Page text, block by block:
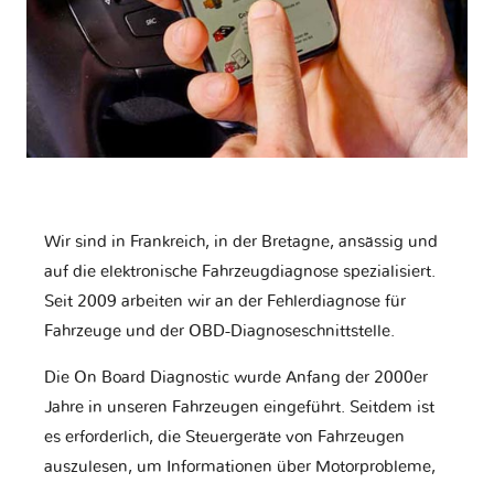
Wir sind in Frankreich, in der Bretagne, ansässig und
auf die elektronische Fahrzeugdiagnose spezialisiert.
Seit 2009 arbeiten wir an der Fehlerdiagnose für
Fahrzeuge und der OBD-Diagnoseschnittstelle.
Die On Board Diagnostic wurde Anfang der 2000er
Jahre in unseren Fahrzeugen eingeführt. Seitdem ist
es erforderlich, die Steuergeräte von Fahrzeugen
auszulesen, um Informationen über Motorprobleme,